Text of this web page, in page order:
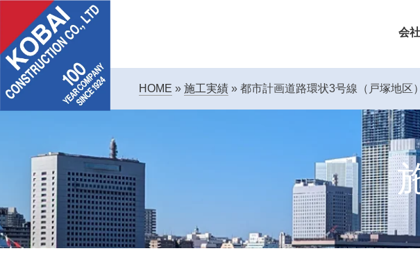
会
HOME » 施工実績 » 都市計画道路環状3号線（戸塚地区